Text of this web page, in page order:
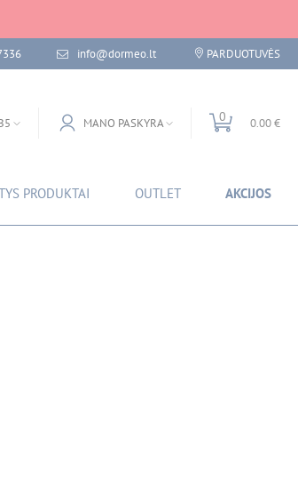
info@dormeo.lt PARDUOTUVĖS
MANO PASKYRA 0 0.00 €
PRODUKTAI OUTLET AKCIJOS